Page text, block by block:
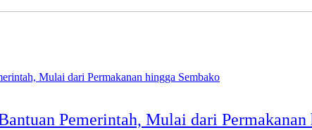
Pemerintah, Mulai dari Permakanan